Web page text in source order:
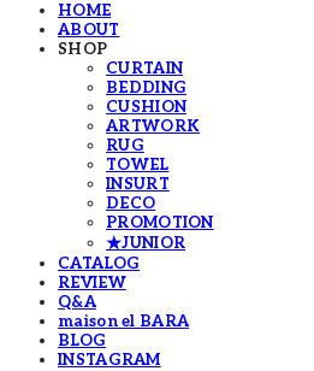
HOME
ABOUT
SHOP
CURTAIN
BEDDING
CUSHION
ARTWORK
RUG
TOWEL
INSURT
DECO
PROMOTION
★JUNIOR
CATALOG
REVIEW
Q&A
maison el BARA
BLOG
INSTAGRAM